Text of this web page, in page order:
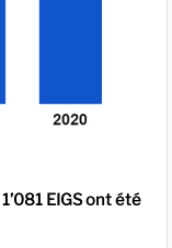
1’081 EIGS ont été